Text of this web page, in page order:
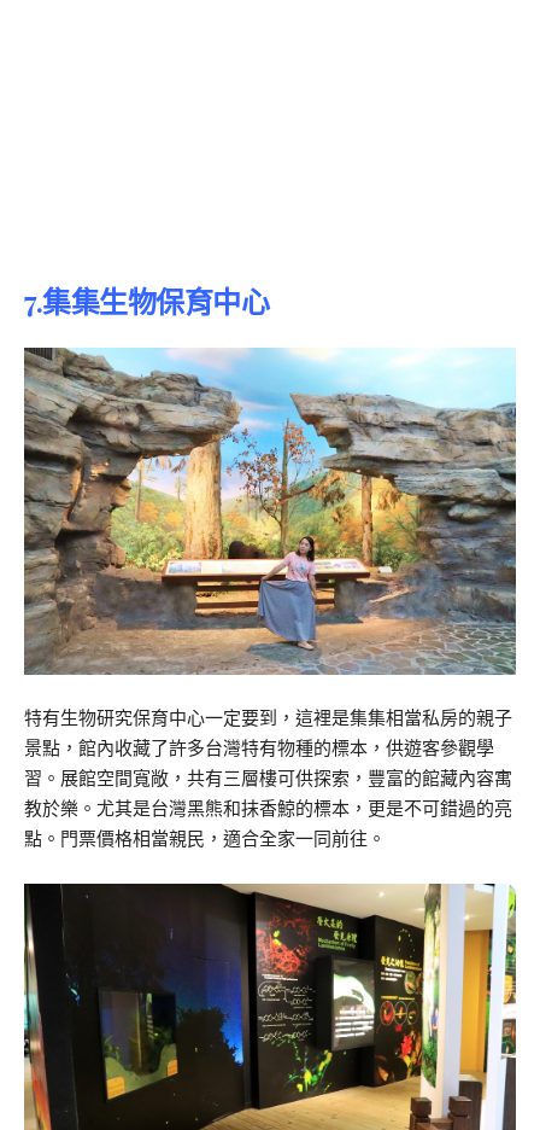
7.集集生物保育中心
特有生物研究保育中心一定要到，這裡是集集相當私房的親子
景點，館內收藏了許多台灣特有物種的標本，供遊客參觀學
習。展館空間寬敞，共有三層樓可供探索，豐富的館藏內容寓
教於樂。尤其是台灣黑熊和抹香鯨的標本，更是不可錯過的亮
點。門票價格相當親民，適合全家一同前往。